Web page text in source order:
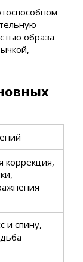
образа
коррекция,
и спину,